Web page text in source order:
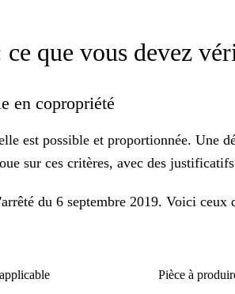
que vous devez
en copropriété
est possible et proportionnée. Une
sur ces critères, avec des
du 6 septembre 2019. Voici
Pièce à